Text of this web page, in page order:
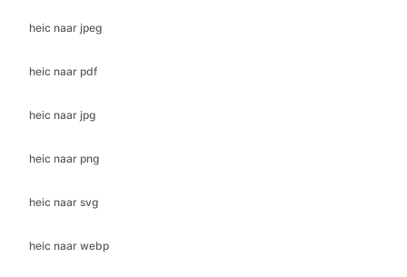
heic naar jpg
heic naar png
heic naar svg
heic naar webp
jfif naar bmp
jfif naar gif